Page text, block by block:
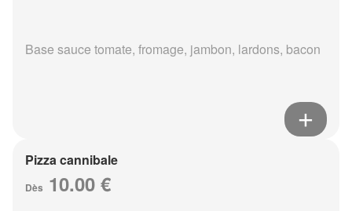
Base sauce tomate, fromage, jambon, lardons, bacon
Pizza cannibale
Dès 10.00 €